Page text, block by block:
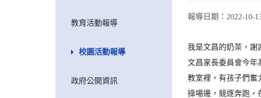
教育活動報導
校園活動報導
政府公開資訊
報導日期： 2022-10-
我是文昌的奶茶，謝
文昌家長委員會今年
教室裡，有孩子們奮
操場邊，競逐奔跑，